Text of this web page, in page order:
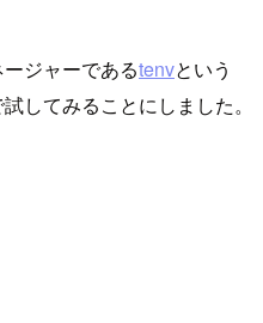
ジャーであるtenvという
してみることにしました。